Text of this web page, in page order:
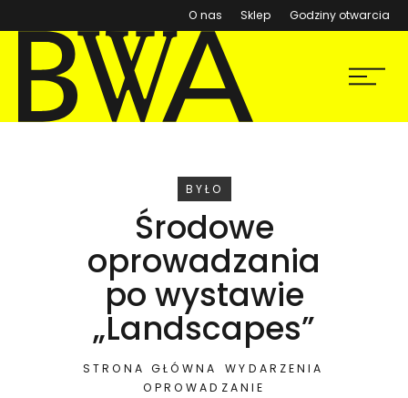
O nas Sklep (otwiera się w nowym
Godziny otwarcia
BWA Wrocław
Galerie Sztuki Współczesnej
Menu
WYDARZENIE
BYŁO
Środowe
oprowadzania
po wystawie
„Landscapes”
STRONA GŁÓWNA
WYDARZENIA
OPROWADZANIE